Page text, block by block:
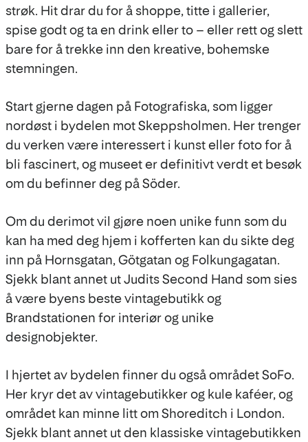
strøk. Hit drar du for å shoppe, titte i gallerier,
spise godt og ta en drink eller to – eller rett og slett
bare for å trekke inn den kreative, bohemske
stemningen.
Start gjerne dagen på Fotografiska, som ligger
nordøst i bydelen mot Skeppsholmen. Her trenger
du verken være interessert i kunst eller foto for å
bli fascinert, og museet er definitivt verdt et besøk
om du befinner deg på Söder.
Om du derimot vil gjøre noen unike funn som du
kan ha med deg hjem i kofferten kan du sikte deg
inn på Hornsgatan, Götgatan og Folkungagatan.
Sjekk blant annet ut Judits Second Hand som sies
å være byens beste vintagebutikk og
Brandstationen for interiør og unike
designobjekter.
I hjertet av bydelen finner du også området SoFo.
Her kryr det av vintagebutikker og kule kaféer, og
området kan minne litt om Shoreditch i London.
Sjekk blant annet ut den klassiske vintagebutikken